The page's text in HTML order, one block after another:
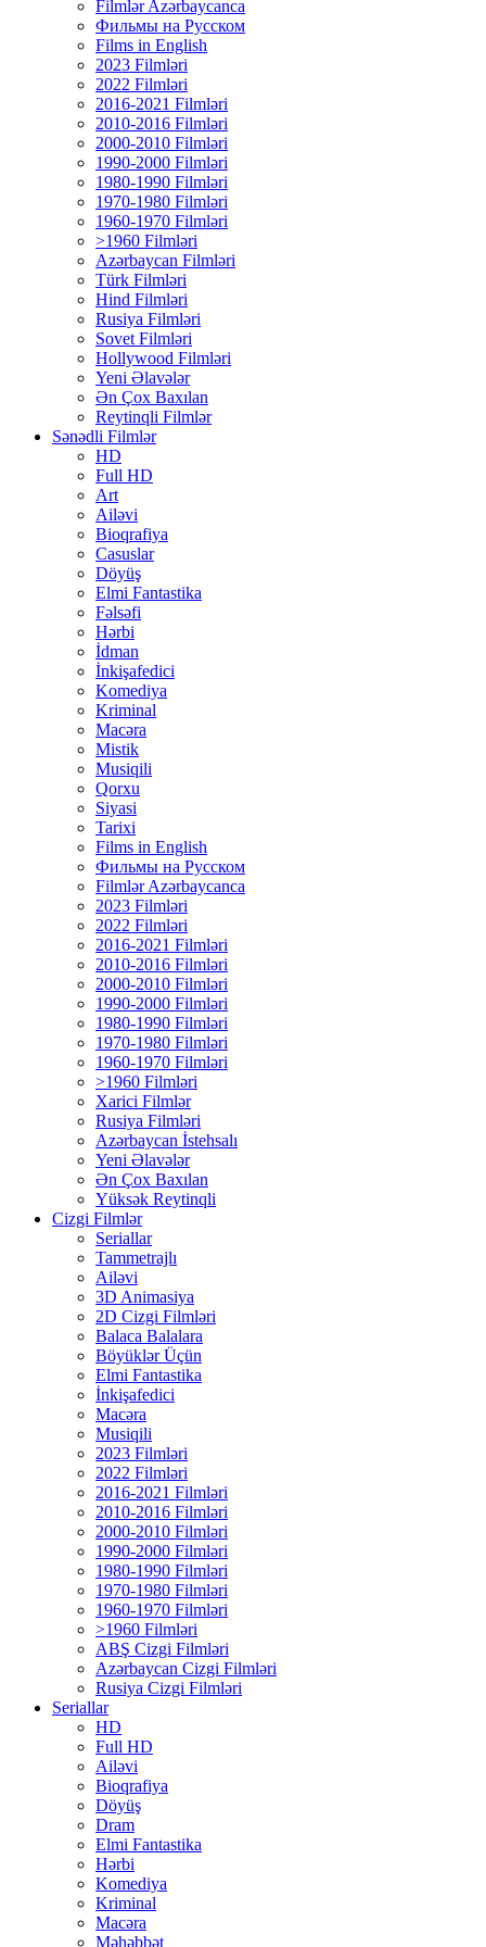
Filmlər Azərbaycanca
Фильмы на Русском
Films in English
2023 Filmləri
2022 Filmləri
2016-2021 Filmləri
2010-2016 Filmləri
2000-2010 Filmləri
1990-2000 Filmləri
1980-1990 Filmləri
1970-1980 Filmləri
1960-1970 Filmləri
>1960 Filmləri
Azərbaycan Filmləri
Türk Filmləri
Hind Filmləri
Rusiya Filmləri
Sovet Filmləri
Hollywood Filmləri
Yeni Əlavələr
Ən Çox Baxılan
Reytinqli Filmlər
Sənədli Filmlər
HD
Full HD
Art
Ailəvi
Bioqrafiya
Casuslar
Döyüş
Elmi Fantastika
Fəlsəfi
Hərbi
İdman
İnkişafedici
Komediya
Kriminal
Macəra
Mistik
Musiqili
Qorxu
Siyasi
Tarixi
Films in English
Фильмы на Русском
Filmlər Azərbaycanca
2023 Filmləri
2022 Filmləri
2016-2021 Filmləri
2010-2016 Filmləri
2000-2010 Filmləri
1990-2000 Filmləri
1980-1990 Filmləri
1970-1980 Filmləri
1960-1970 Filmləri
>1960 Filmləri
Xarici Filmlər
Rusiya Filmləri
Azərbaycan İstehsalı
Yeni Əlavələr
Ən Çox Baxılan
Yüksək Reytinqli
Cizgi Filmlər
Seriallar
Tammetrajlı
Ailəvi
3D Animasiya
2D Cizgi Filmləri
Balaca Balalara
Böyüklər Üçün
Elmi Fantastika
İnkişafedici
Macəra
Musiqili
2023 Filmləri
2022 Filmləri
2016-2021 Filmləri
2010-2016 Filmləri
2000-2010 Filmləri
1990-2000 Filmləri
1980-1990 Filmləri
1970-1980 Filmləri
1960-1970 Filmləri
>1960 Filmləri
ABŞ Cizgi Filmləri
Azərbaycan Cizgi Filmləri
Rusiya Cizgi Filmləri
Seriallar
HD
Full HD
Ailəvi
Bioqrafiya
Döyüş
Dram
Elmi Fantastika
Hərbi
Komediya
Kriminal
Macəra
Məhəbbət